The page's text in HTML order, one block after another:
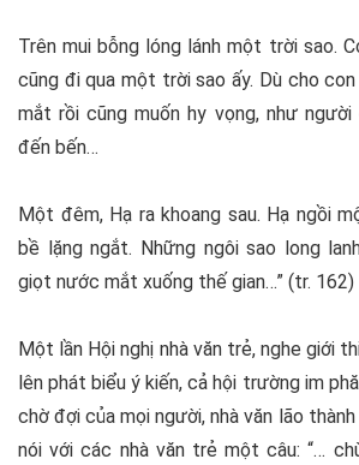
Trên mui bỗng lóng lánh một trời sao.
cũng đi qua một trời sao ấy. Dù cho
mắt rồi cũng muốn hy vọng, như
đến bến…
Một đêm, Hạ ra khoang sau. Hạ ngồi
bề lặng ngắt. Những ngôi sao long
giọt nước mắt xuống thế gian…” (tr. 162)
Một lần Hội nghị nhà văn trẻ, nghe giới
lên phát biểu ý kiến, cả hội trường im
chờ đợi của mọi người, nhà văn lão
nói với các nhà văn trẻ một câu: “…